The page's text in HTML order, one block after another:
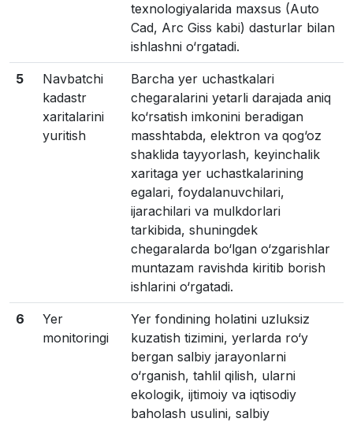
texnologiyalarida maxsus (Auto
Cad, Arc Giss kabi) dasturlar bilan
ishlashni o‘rgatadi.
5
Navbatchi
kadastr
xaritalarini
yuritish
Barcha yer uchastkalari
chegaralarini yetarli darajada aniq
ko‘rsatish imkonini beradigan
masshtabda, elektron va qog‘oz
shaklida tayyorlash, keyinchalik
xaritaga yer uchastkalarining
egalari, foydalanuvchilari,
ijarachilari va mulkdorlari
tarkibida, shuningdek
chegaralarda bo‘lgan o‘zgarishlar
muntazam ravishda kiritib borish
ishlarini o‘rgatadi.
6
Yer
monitoringi
Yer fondining holatini uzluksiz
kuzatish tizimini, yerlarda ro‘y
bergan salbiy jarayonlarni
o‘rganish, tahlil qilish, ularni
ekologik, ijtimoiy va iqtisodiy
baholash usulini, salbiy